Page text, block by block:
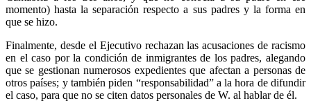
momento) hasta la separación respecto a sus padres y la forma en
que se hizo.
Finalmente, desde el Ejecutivo rechazan las acusaciones de racismo
en el caso por la condición de inmigrantes de los padres, alegando
que se gestionan numerosos expedientes que afectan a personas de
otros países; y también piden “responsabilidad” a la hora de difundir
el caso, para que no se citen datos personales de W. al hablar de él.